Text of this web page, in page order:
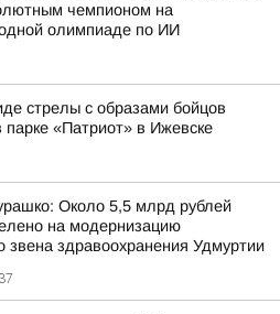
чемпионом на
олимпиаде по ИИ
стрелы с образами бойцов
парке «Патриот» в Ижевске
Около 5,5 млрд рублей
на модернизацию
звена здравоохранения Удмуртии